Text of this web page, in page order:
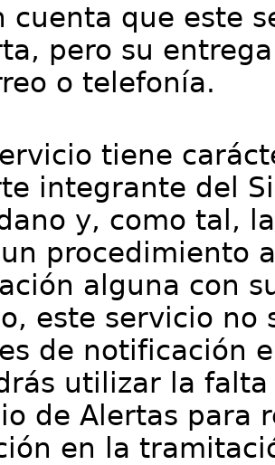
cuenta que este
pero su
o telefonía.
tiene
integrante del
y, como tal,
procedimiento
alguna con
este servicio no
de notificación
utilizar la
de Alertas para
en la